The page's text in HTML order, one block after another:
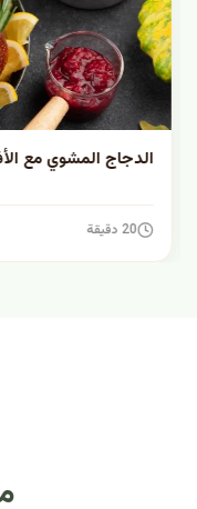
الدجاج المشوي مع
20 دقيقة